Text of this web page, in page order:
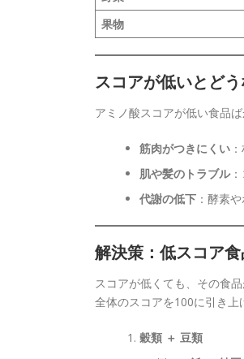
果物
スコアが低いとどう
アミノ酸スコアが低い食品
筋肉がつきにくい
肌や髪のトラブル：
代謝の低下 ：酵素
解決策：低スコア
スコアが低くても、その食
全体のスコアを100に引き上
穀類 ＋ 豆類